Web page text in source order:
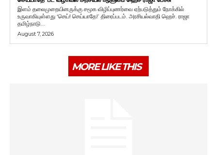
இளம் தலைமுறையினருக்கு சமூக விழிப்புணர்வை ஏற்படுத்தும் நோக்கில்
உருவாகியுள்ளது ‘செய்! செய்யாதே!’ திரைப்படம். அரசியல்வாதி ஹெச். ராஜா
தமிழ்நாடு...
August 7, 2026
MORE LIKE THIS